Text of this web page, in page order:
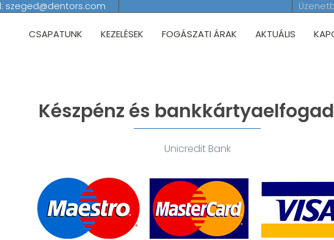
szeged@dentors.com
CSAPATUNK KEZELÉSEK FOGÁSZATI ÁRAK AKTUÁLIS
Készpénz és
Unicredit Bank